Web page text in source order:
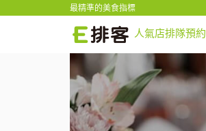
最精準的美食指標
人氣店排隊預約